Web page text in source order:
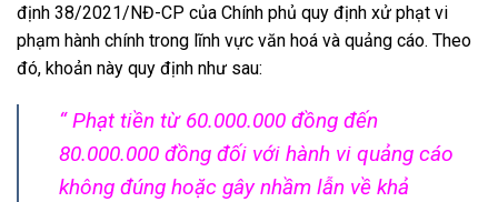
định 38/2021/NĐ-CP của Chính phủ quy định xử phạt vi
phạm hành chính trong lĩnh vực văn hoá và quảng cáo. Theo
đó, khoản này quy định như sau:
“ Phạt tiền từ 60.000.000 đồng đến
80.000.000 đồng đối với hành vi quảng cáo
không đúng hoặc gây nhầm lẫn về khả